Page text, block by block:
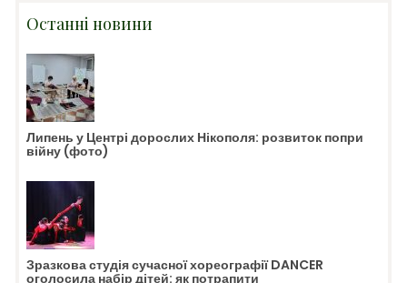
Останні новини
Липень у Центрі дорослих Нікополя: розвиток попри
війну (фото)
Зразкова студія сучасної хореографії DANCER
оголосила набір дітей: як потрапити